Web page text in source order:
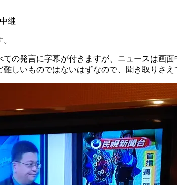
継
の発言に字幕が付きますが、ニュースは画
しいものではないはずなので、聞き取りさえ